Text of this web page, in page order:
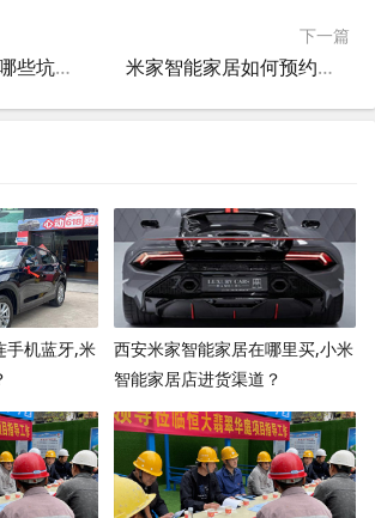
米家智能家居有哪些坑人的,小米的智能家居靠谱吗？
下一篇
米家智能家居如何预约安装服务,小米智能门锁怎么预约上门安装？
手机蓝牙,米
西安米家智能家居在哪里买,小米
智能家居店进货渠道？